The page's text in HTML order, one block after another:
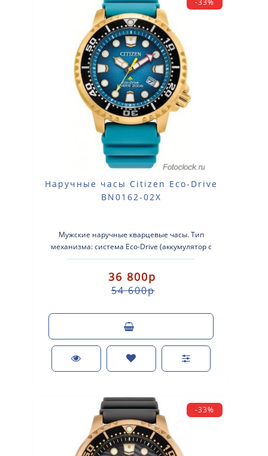
-33%
Наручные часы Citizen Eco-Drive
BN0162-02X
Мужские наручные кварцевые часы. Тип
механизма: система Eco-Drive (аккумулятор с
питанием от световой энергии). Корпус: нерж..
36 800р
54 600р
-33%